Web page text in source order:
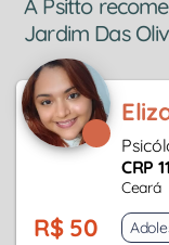
A Psitto
Jardim Das
CRP
Ceará
R$ 50